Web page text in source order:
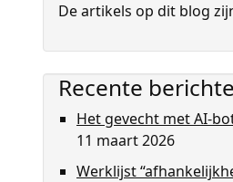
De artikels op dit blog
Recente
Het gevecht met AI-
11 maart 2026
Werklijst